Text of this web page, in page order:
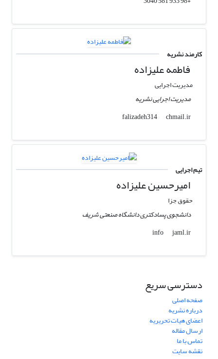
کارمند نشریه
فاطمه علیزاده
مدیریت اجرایی
مدیریت اجرایی نشریه
falizadeh314
chmail.ir
تیم اجرایی
امیرحسین علیزاده
حقوق جزا
دانشجوی پسادکتری دانشگاه صنعتی شریف
info
jaml.ir
دسترسی سریع
صفحه اصلی
درباره نشریه
اعضای هیات تحریریه
ارسال مقاله
تماس با ما
نقشه سایت